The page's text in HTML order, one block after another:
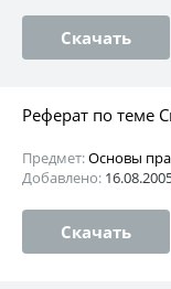
Скачать
Реферат по теме
Предмет:Основы
Добавлено:
Скачать